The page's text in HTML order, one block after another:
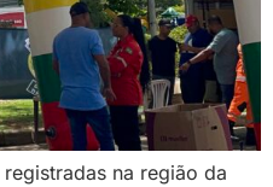
na região da